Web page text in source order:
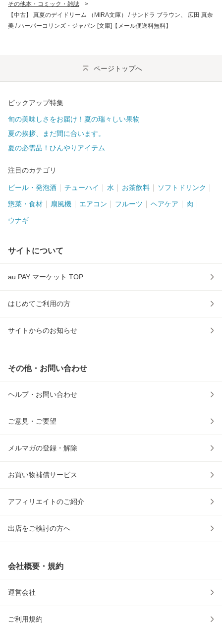
その他本・コミック・雑誌
>
【中古】 真夏のデイドリーム （MIRA文庫） / サンドラ ブラウン、 広田 真奈
美 / ハーパーコリンズ・ジャパン [文庫]【メール便送料無料】
ページトップへ
ピックアップ特集
旬の美味しさをお届け！夏の瑞々しい果物
夏の挨拶、まだ間に合います。
夏の必需品！ひんやりアイテム
注目のカテゴリ
ビール・発泡酒 チューハイ 水 お茶飲料 ソフトドリンク
惣菜・食材 扇風機 エアコン フルーツ ヘアケア 肉
ウナギ
サイトについて
au PAY マーケット TOP
はじめてご利用の方
サイトからのお知らせ
その他・お問い合わせ
ヘルプ・お問い合わせ
ご意見・ご要望
メルマガの登録・解除
お買い物補償サービス
アフィリエイトのご紹介
出店をご検討の方へ
会社概要・規約
運営会社
ご利用規約